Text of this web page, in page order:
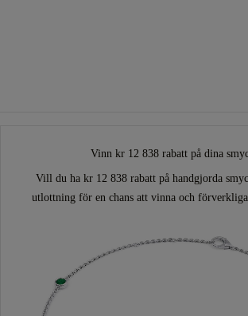
Vinn kr 12 838 rabatt på dina
Vill du ha kr 12 838 rabatt på handgjorda
utlottning för en chans att vinna och förverkliga